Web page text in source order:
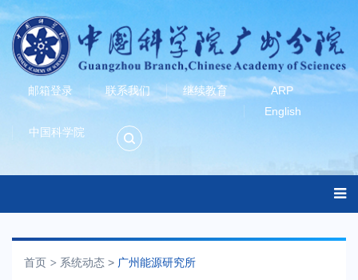
邮箱登录 联系我们 继续教育
ARP
English
中国科学院
首页 系统动态 > 广州能源研究所